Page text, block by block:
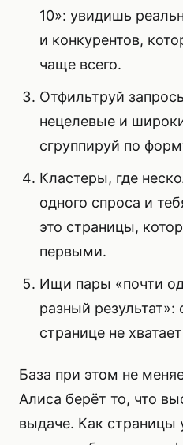
10»: увидишь
и конкурентов,
чаще всего.
Отфильтруй
нецелевые и
сгруппируй по
Кластеры, где
одного спроса и
это страницы,
первыми.
Ищи пары «почти
разный результат»:
странице не
База при этом не
Алиса берёт то, что
выдаче. Как страницы